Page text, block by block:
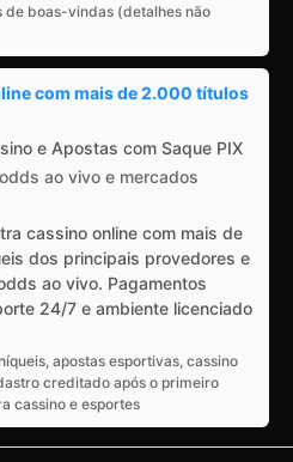
de boas-vindas (detalhes não
com mais de 2.000 títulos
e Apostas com Saque PIX
ao vivo e mercados
cassino online com mais de
dos principais provedores e
ao vivo. Pagamentos
24/7 e ambiente licenciado
apostas esportivas, cassino
creditado após o primeiro
cassino e esportes